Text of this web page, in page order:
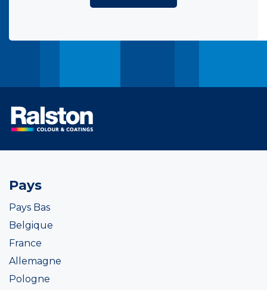
Pays
Pays Bas
Belgique
France
Allemagne
Pologne